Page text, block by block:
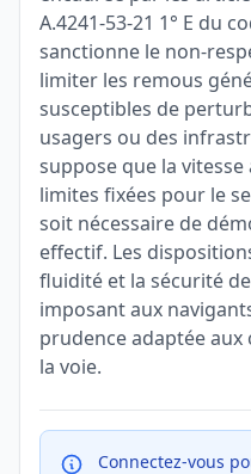
A.4241-53-21 1° E du
sanctionne le non-
limiter les remous
susceptibles de
usagers ou des
suppose que la
limites fixées pour le
soit nécessaire de
effectif. Les
fluidité et la sécurité
imposant aux
prudence adaptée
la voie.
Connectez-vous